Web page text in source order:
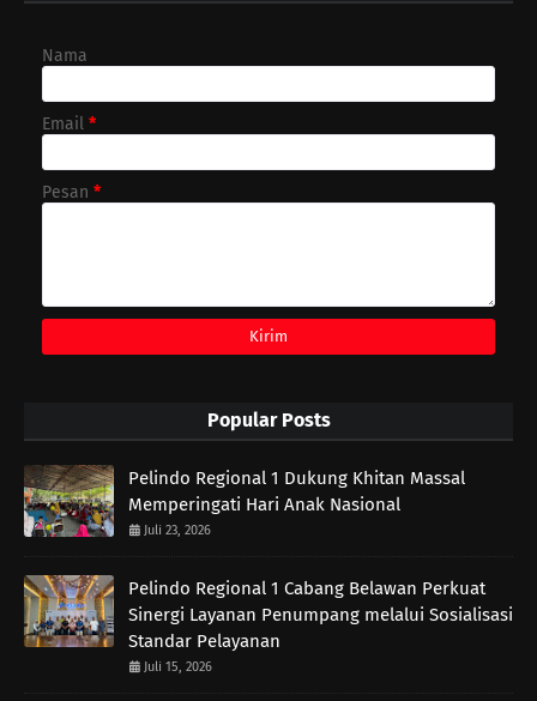
Nama
Email *
Pesan *
Popular Posts
Pelindo Regional 1 Dukung Khitan Massal
Memperingati Hari Anak Nasional
Juli 23, 2026
Pelindo Regional 1 Cabang Belawan Perkuat
Sinergi Layanan Penumpang melalui Sosialisasi
Standar Pelayanan
Juli 15, 2026